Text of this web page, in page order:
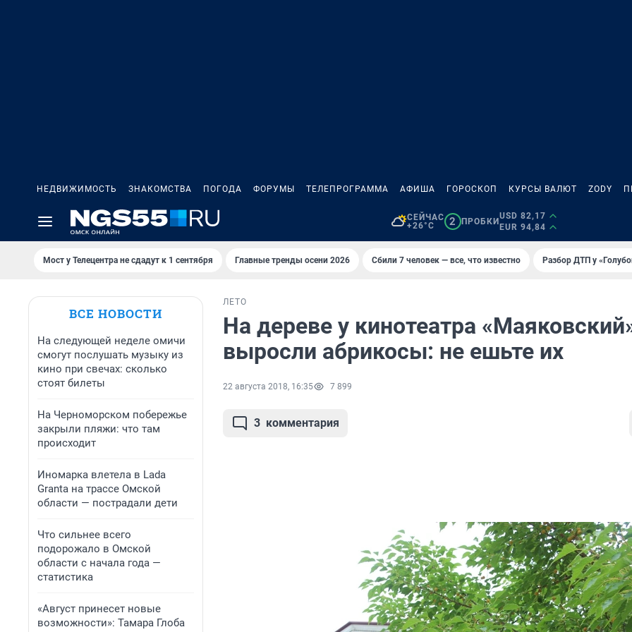
НЕДВИЖИМОСТЬ ЗНАКОМСТВА ПОГОДА ФОРУМЫ ТЕЛЕПРОГРАММА АФИША ГОРОСКОП КУРСЫ ВАЛЮТ ZODY
СЕЙЧАС
+26°C
2 ПРОБКИ
USD 82,17
EUR 94,84
Мост у Телецентра не сдадут к 1 сентября Главные тренды осени 2026 Сбили 7 человек — все, что известно Разбор ДТП у
ВСЕ НОВОСТИ
На следующей неделе омичи
смогут послушать музыку из
кино при свечах: сколько
стоят билеты
На Черноморском побережье
закрыли пляжи: что там
происходит
Иномарка влетела в Lada
Granta на трассе Омской
области — пострадали дети
Что сильнее всего
подорожало в Омской
области с начала года —
статистика
«Август принесет новые
возможности»: Тамара Глоба
ЛЕТО
На дереве у кинотеатра
выросли абрикосы: не ешьте их
22 августа 2018, 16:35 7 899
3 комментария